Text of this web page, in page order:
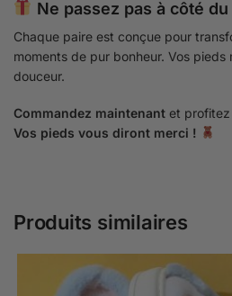
Ne passez pas à côté
Chaque paire est conçue pour
moments de pur bonheur. Vos
douceur.
Commandez maintenant et profitez
Vos pieds vous diront merci !
Produits similaires